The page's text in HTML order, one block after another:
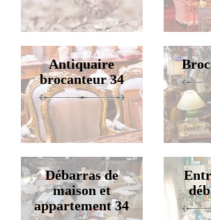
Antiquaire
brocanteur 34
Débarras de
maison et
appartement 34